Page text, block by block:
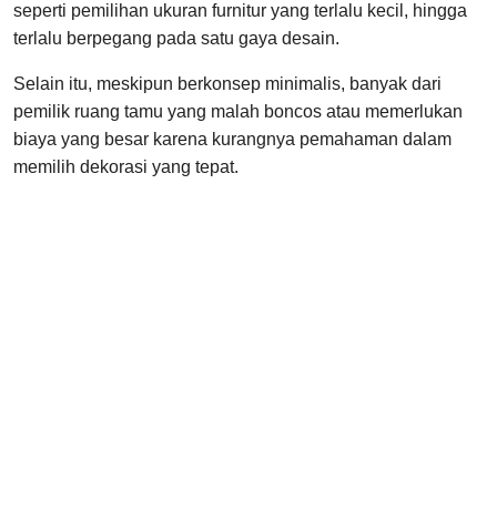
seperti pemilihan ukuran furnitur yang terlalu kecil, hingga
terlalu berpegang pada satu gaya desain.
Selain itu, meskipun berkonsep minimalis, banyak dari
pemilik ruang tamu yang malah boncos atau memerlukan
biaya yang besar karena kurangnya pemahaman dalam
memilih dekorasi yang tepat.